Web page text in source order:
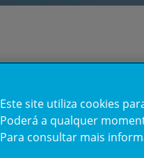
Este site utiliza cookies
Poderá a qualquer
Para consultar mais